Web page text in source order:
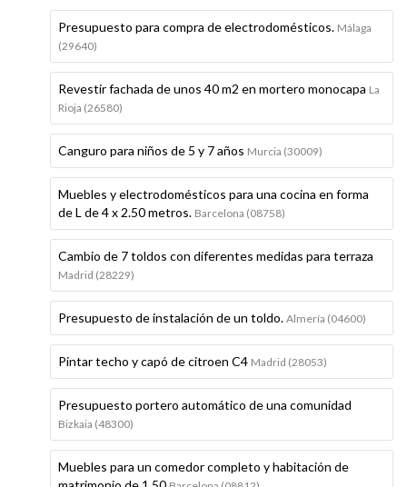
Presupuesto para compra de electrodomésticos. Málaga
(29640)
Revestir fachada de unos 40 m2 en mortero monocapa La
Rioja (26580)
Canguro para niños de 5 y 7 años Murcia (30009)
Muebles y electrodomésticos para una cocina en forma
de L de 4 x 2.50 metros. Barcelona (08758)
Cambio de 7 toldos con diferentes medidas para terraza
Madrid (28229)
Presupuesto de instalación de un toldo. Almería (04600)
Pintar techo y capó de citroen C4 Madrid (28053)
Presupuesto portero automático de una comunidad
Bizkaia (48300)
Muebles para un comedor completo y habitación de